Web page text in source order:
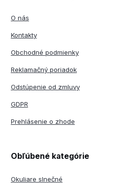
O nás
Kontakty
Obchodné podmienky
Reklamačný poriadok
Odstúpenie od zmluvy
GDPR
Prehlásenie o zhode
Obľúbené kategórie
Okuliare slnečné